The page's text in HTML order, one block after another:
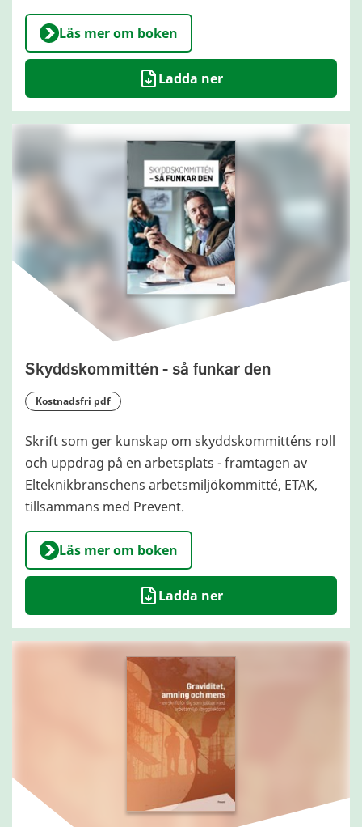
Läs mer om boken
Ladda ner
Skyddskommittén - så funkar den
kostnadsfri pdf
Skrift som ger kunskap om skyddskommitténs roll
och uppdrag på en arbetsplats - framtagen av
Elteknikbranschens arbetsmiljökommitté, ETAK,
tillsammans med Prevent.
Läs mer om boken
Ladda ner